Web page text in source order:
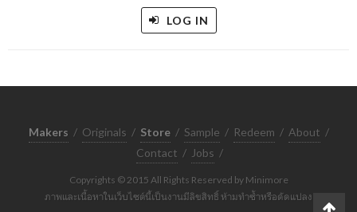
LOG IN
Makers / Originals / Store / Sample / Redeem / About /
Contact / Jobs /
Copyrights © 2015 All Rights Reserved by Minimore
ภาพและเนื้อหาในเว็บไซต์นี้เป็นงานมีลิขสิทธิ์ ห้ามทำซ้ำหรือดัดแปลง